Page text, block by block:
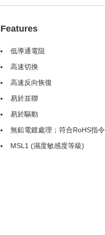
Features
低導通電阻
高速切換
高速反向恢復
易於並聯
易於驅動
無鉛電鍍處理；符合RoHS指令
MSL1 (濕度敏感度等級)